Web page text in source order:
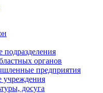
подразделения
органов
предприятия
учреждения
досуга